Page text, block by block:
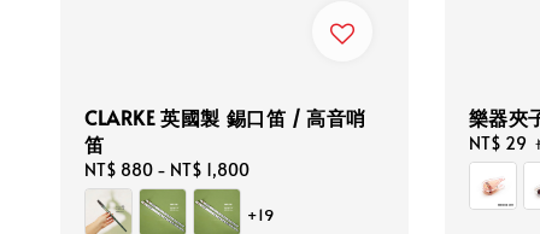
CLARKE 英國製 錫口笛 / 高音哨
笛
Regular
price
NT$ 880 - NT$ 1,800
+19
樂器夾
Sale
price
NT$ 29